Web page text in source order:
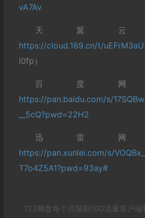
vA7Av
天翼云
https://cloud.189.cn/t/
l0fp）
百度网
https://pan.baidu.com/s/
__5cQ?pwd=22H2
迅雷网
https://pan.xunlei.com/s/
T7o4Z5A1?pwd=93ay#
123网盘每个月限制10G流量客户端